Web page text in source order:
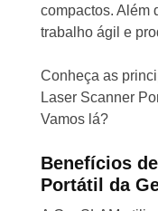
compactos. Além
trabalho ágil e
Conheça as
Laser Scanner
Vamos lá?
Benefícios
Portátil da